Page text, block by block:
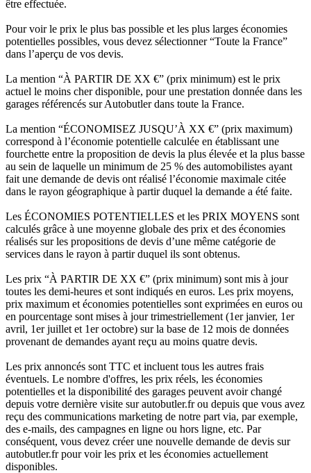
être effectuée.
Pour voir le prix le plus bas possible et les plus larges économies
potentielles possibles, vous devez sélectionner “Toute la France”
dans l’aperçu de vos devis.
La mention “À PARTIR DE XX €” (prix minimum) est le prix
actuel le moins cher disponible, pour une prestation donnée dans les
garages référencés sur Autobutler dans toute la France.
La mention “ÉCONOMISEZ JUSQU’À XX €” (prix maximum)
correspond à l’économie potentielle calculée en établissant une
fourchette entre la proposition de devis la plus élevée et la plus basse
au sein de laquelle un minimum de 25 % des automobilistes ayant
fait une demande de devis ont réalisé l’économie maximale citée
dans le rayon géographique à partir duquel la demande a été faite.
Les ÉCONOMIES POTENTIELLES et les PRIX MOYENS sont
calculés grâce à une moyenne globale des prix et des économies
réalisés sur les propositions de devis d’une même catégorie de
services dans le rayon à partir duquel ils sont obtenus.
Les prix “À PARTIR DE XX €” (prix minimum) sont mis à jour
toutes les demi-heures et sont indiqués en euros. Les prix moyens,
prix maximum et économies potentielles sont exprimées en euros ou
en pourcentage sont mises à jour trimestriellement (1er janvier, 1er
avril, 1er juillet et 1er octobre) sur la base de 12 mois de données
provenant de demandes ayant reçu au moins quatre devis.
Les prix annoncés sont TTC et incluent tous les autres frais
éventuels. Le nombre d'offres, les prix réels, les économies
potentielles et la disponibilité des garages peuvent avoir changé
depuis votre dernière visite sur autobutler.fr ou depuis que vous avez
reçu des communications marketing de notre part via, par exemple,
des e-mails, des campagnes en ligne ou hors ligne, etc. Par
conséquent, vous devez créer une nouvelle demande de devis sur
autobutler.fr pour voir les prix et les économies actuellement
disponibles.